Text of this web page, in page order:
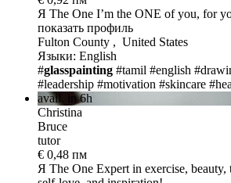
Я The One I’m the ONE of you, for
показать профиль
Fulton County , United States
Языки: English
#glasspainting #tamil #english
#leadership #motivation #skincare
avail. in 6h
Christina
Bruce
tutor
€ 0,48 пм
Я The One Expert in exercise,